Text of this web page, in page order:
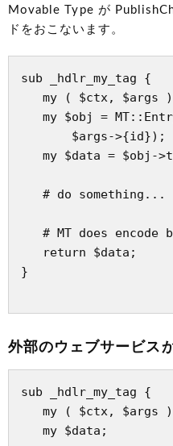
Movable Type が
ドをおこないます。
sub _hdlr_my_tag {
my ( $ctx, $args
my $obj =
       $args->{id});
my $data = $obj-
   # do something...
# MT does encode
   return $data;
}
外部のウェブサービス
sub _hdlr_my_tag {
my ( $ctx, $args
   my $data;